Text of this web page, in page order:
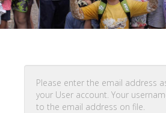
Please enter the email address
your User account. Your
to the email address on file.